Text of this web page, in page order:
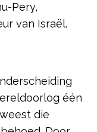
Pery,
van Israël.
één
die